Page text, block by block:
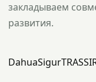
закладываем
развития.
DahuaSigur